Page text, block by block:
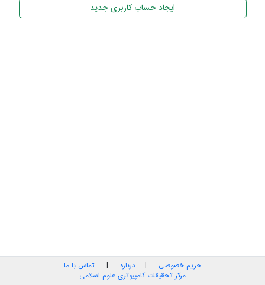
ایجاد حساب کاربری جدید
حریم خصوصی | درباره | تماس با ما
مرکز تحقیقات کامپیوتری علوم اسلامی